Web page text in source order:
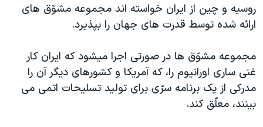
قانون شفافیت دارائی کادر رهبری ایران
اسرائیل در جنگ
نرگس محمدی برنده جایزه نوبل صلح
همایش محافظه‌کاران آمریکا «سی‌پک»
روسيه و چين از ايران خواسته اند مجموعه مشوّق های
ارائه شده توسط قدرت های جهان را بپذيرد.
مجموعه مشوّق ها در صورتی اجرا ميشود که ايران کار
غنی ساری اورانيوم را، که آمريکا و کشورهای ديگر آن را
مدرکی از يک برنامه سرّی برای توليد تسليحات اتمی می
بينند، معلّق کند.